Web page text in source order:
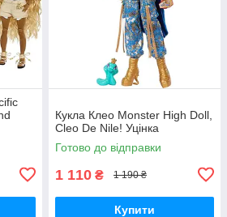
Кукла Клео Monster High Doll,
Cleo De Nile! Уцінка
Готово до відправки
1 110 ₴ 1 190 ₴
Купити